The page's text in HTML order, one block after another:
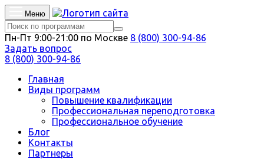
Меню
Пн-Пт 9:00-21:00 по Москве 8 (800) 300-94-86
Задать вопрос
8 (800) 300-94-86
Главная
Виды программ
Повышение квалификации
Профессиональная переподготовка
Профессиональное обучение
Блог
Контакты
Партнеры